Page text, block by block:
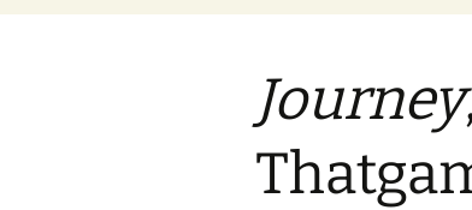
Journey